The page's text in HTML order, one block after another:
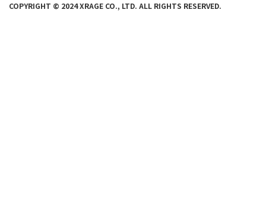
COPYRIGHT © 2024 XRAGE CO., LTD. ALL RIGHTS RESERVED.